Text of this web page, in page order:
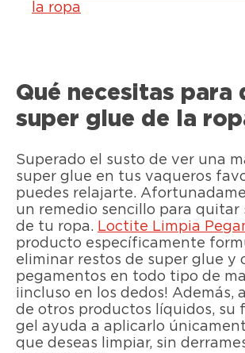
la ropa
Qué necesitas para
super glue de la
Superado el susto de ver una
super glue en tus vaqueros
puedes relajarte.
un remedio sencillo para quitar
de tu ropa. Loctite Limpia
producto específicamente
eliminar restos de super glue y
pegamentos en todo tipo de
¡incluso en los dedos! Además,
de otros productos líquidos, su
gel ayuda a aplicarlo
que deseas limpiar, sin